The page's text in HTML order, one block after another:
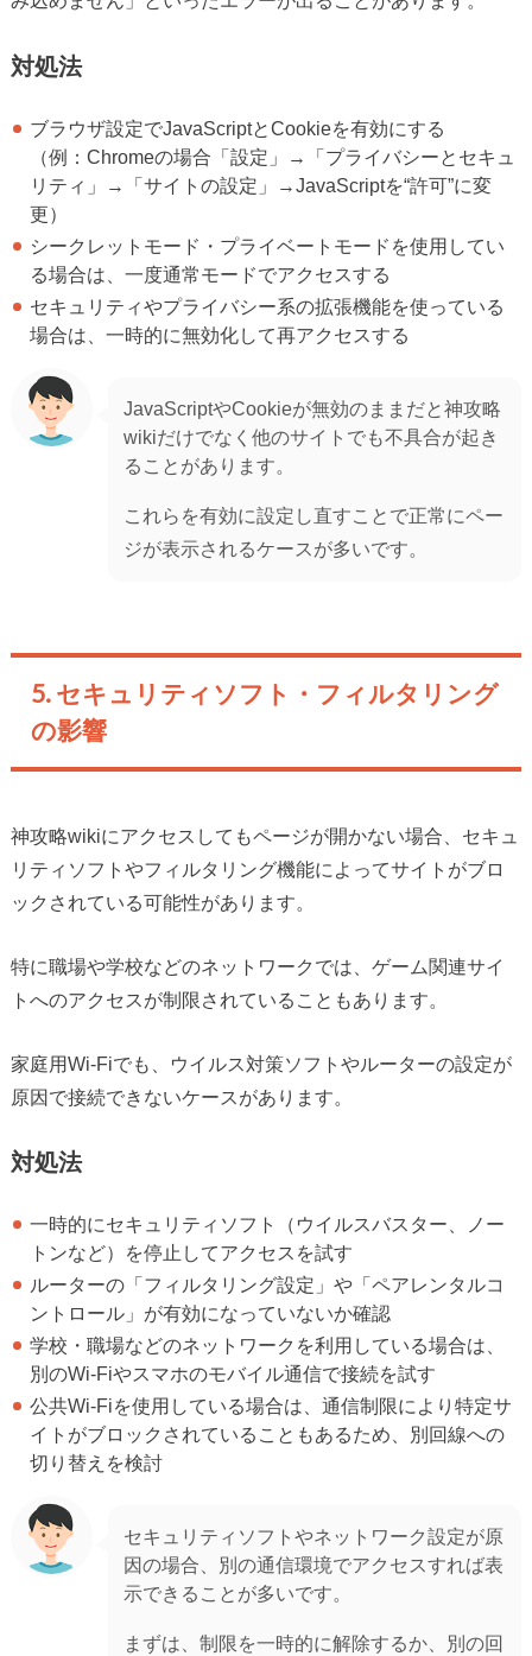
対処法
ブラウザ設定でJavaScriptとCookieを有効にする
（例：Chromeの場合「設定」→「プライバシーとセキュ
リティ」→「サイトの設定」→JavaScriptを“許可”に変
更）
シークレットモード・プライベートモードを使用してい
る場合は、一度通常モードでアクセスする
セキュリティやプライバシー系の拡張機能を使っている
場合は、一時的に無効化して再アクセスする
JavaScriptやCookieが無効のままだと神攻略
wikiだけでなく他のサイトでも不具合が起き
ることがあります。
これらを有効に設定し直すことで正常にペー
ジが表示されるケースが多いです。
5. セキュリティソフト・フィルタリング
の影響
神攻略wikiにアクセスしてもページが開かない場合、セキュ
リティソフトやフィルタリング機能によってサイトがブロ
ックされている可能性があります。
特に職場や学校などのネットワークでは、ゲーム関連サイ
トへのアクセスが制限されていることもあります。
家庭用Wi-Fiでも、ウイルス対策ソフトやルーターの設定が
原因で接続できないケースがあります。
対処法
一時的にセキュリティソフト（ウイルスバスター、ノー
トンなど）を停止してアクセスを試す
ルーターの「フィルタリング設定」や「ペアレンタルコ
ントロール」が有効になっていないか確認
学校・職場などのネットワークを利用している場合は、
別のWi-Fiやスマホのモバイル通信で接続を試す
公共Wi-Fiを使用している場合は、通信制限により特定サ
イトがブロックされていることもあるため、別回線への
切り替えを検討
セキュリティソフトやネットワーク設定が原
因の場合、別の通信環境でアクセスすれば表
示できることが多いです。
まずは、制限を一時的に解除するか、別の回